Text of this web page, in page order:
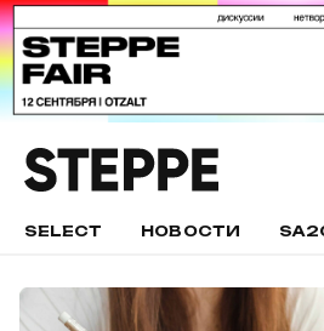
SELECT НОВОСТИ